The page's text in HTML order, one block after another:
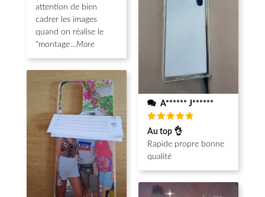
attention de bien
cadrer les images
quand on réalise le
"montage...More
A****** J******
Note5
sur 5
Au top 👌
Rapide propre bonne
qualité